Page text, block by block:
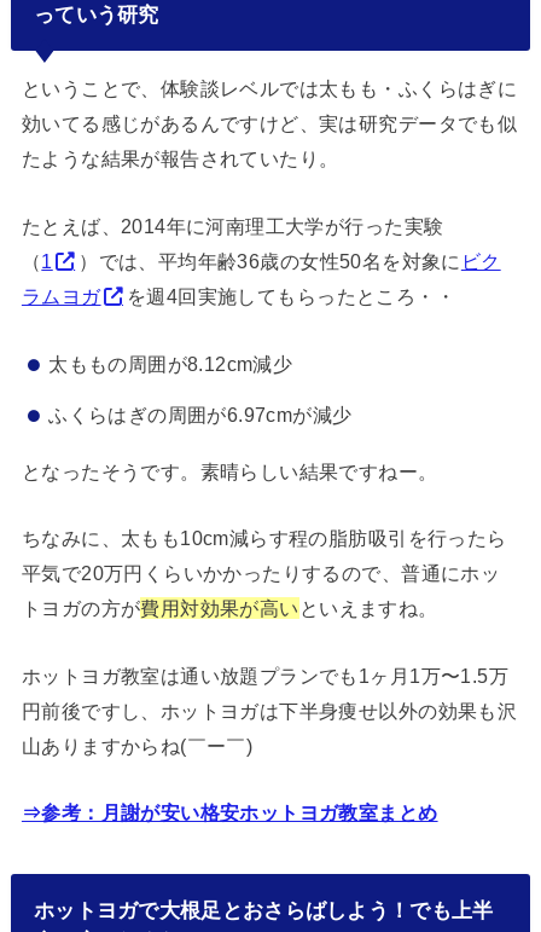
っていう研究
ということで、体験談レベルでは太もも・ふくらはぎに
効いてる感じがあるんですけど、実は研究データでも似
たような結果が報告されていたり。
たとえば、2014年に河南理工大学が行った実験
（1 ）では、平均年齢36歳の女性50名を対象に ビク
ラムヨガ
を週4回実施してもらったところ・・
太ももの周囲が8.12cm減少
ふくらはぎの周囲が6.97cmが減少
となったそうです。素晴らしい結果ですねー。
ちなみに、太もも10cm減らす程の脂肪吸引を行ったら
平気で20万円くらいかかったりするので、普通にホッ
トヨガの方が費用対効果が高い といえますね。
ホットヨガ教室は通い放題プランでも1ヶ月1万〜1.5万
円前後ですし、ホットヨガは下半身痩せ以外の効果も沢
山ありますからね(￣ー￣)
⇒参考：月謝が安い格安ホットヨガ教室まとめ
ホットヨガで大根足とおさらばしよう！でも上半